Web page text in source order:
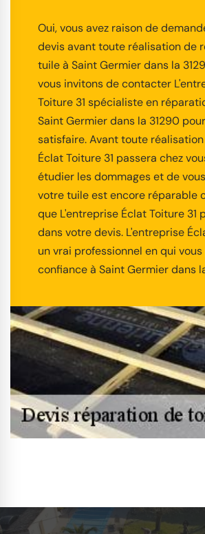
Oui, vous avez raison de
devis avant toute réalisation de
tuile à Saint Germier dans la
vous invitons de contacter
Toiture 31 spécialiste en
Saint Germier dans la 31290
satisfaire. Avant toute
Éclat Toiture 31 passera chez
étudier les dommages et de
votre tuile est encore réparable
que L'entreprise Éclat Toiture 31
dans votre devis. L'entreprise
un vrai professionnel en qui
confiance à Saint Germier dans